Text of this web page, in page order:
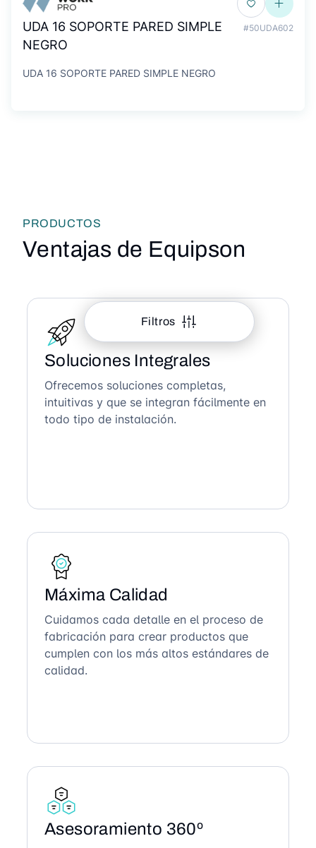
Filtros
UDA 16 SOPORTE PARED SIMPLE
NEGRO
#50UDA602
UDA 16 SOPORTE PARED SIMPLE NEGRO
PRODUCTOS
Ventajas de Equipson
Soluciones Integrales
Ofrecemos soluciones completas,
intuitivas y que se integran fácilmente en
todo tipo de instalación.
Máxima Calidad
Cuidamos cada detalle en el proceso de
fabricación para crear productos que
cumplen con los más altos estándares de
calidad.
Asesoramiento 360º